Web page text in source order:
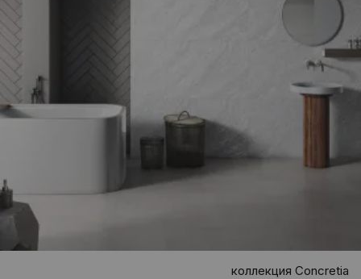
коллекция Concretia